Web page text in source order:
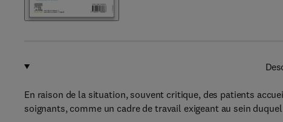
En raison de la situation, souvent critique, des patients
soignants, comme un cadre de travail exigeant au sein